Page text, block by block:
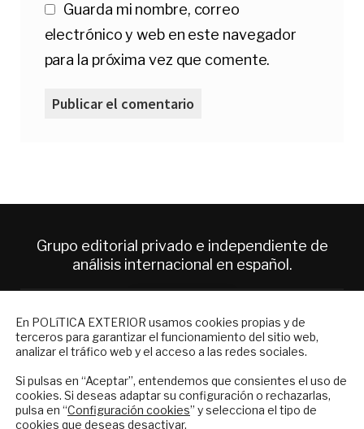
Guarda mi nombre, correo
electrónico y web en este navegador
para la próxima vez que comente.
Grupo editorial privado e independiente de
análisis internacional en español.
Quiénes somos
Suscripciones
Productos y precios
Preguntas frecuentes
En POLíTICA EXTERIOR usamos cookies propias y de
terceros para garantizar el funcionamiento del sitio web,
analizar el tráfico web y el acceso a las redes sociales.
Si pulsas en “Aceptar”, entendemos que consientes el uso de
cookies. Si deseas adaptar su configuración o rechazarlas,
pulsa en “Configuración cookies” y selecciona el tipo de
cookies que deseas desactivar.
NEWSLETTER
Suscríbase a nuestro boletín electrónico y
reciba en su correo el mejor análisis
internacional en español.